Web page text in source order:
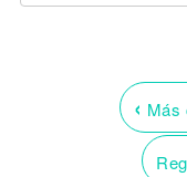
‹ Más